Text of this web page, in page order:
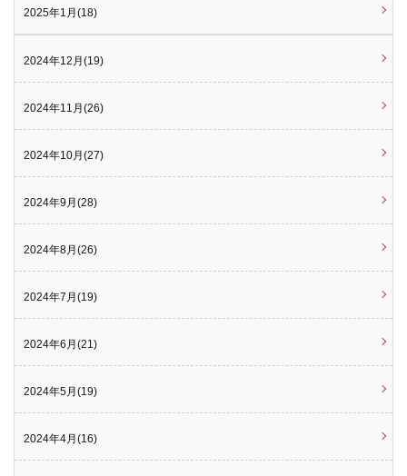
2025年1月(18)
2024年12月(19)
2024年11月(26)
2024年10月(27)
2024年9月(28)
2024年8月(26)
2024年7月(19)
2024年6月(21)
2024年5月(19)
2024年4月(16)